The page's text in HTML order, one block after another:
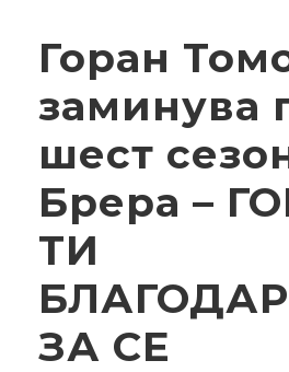
Горан
заминува
шест
Брера –
ТИ
ЗА СЕ